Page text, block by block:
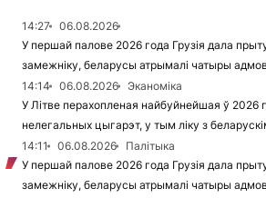
14:27
06.08.2026
У першай палове 2026 года Грузія дала
замежніку, беларусы атрымалі чатыры
14:14
06.08.2026
Эканоміка
У Літве перахопленая найбуйнейшая ў 2026
нелегальных цыгарэт, у тым ліку з
14:11
06.08.2026
Палітыка
У першай палове 2026 года Грузія дала
замежніку, беларусы атрымалі чатыры